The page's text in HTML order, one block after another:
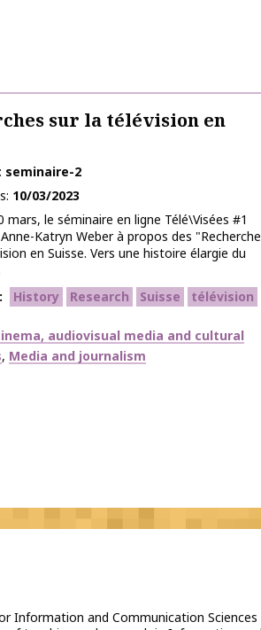
sur la télévision en
seminaire-2
10/03/2023
mars, le séminaire en ligne Télé\Visées #1
Katryn Weber à propos des
en Suisse. Vers une histoire élargie du
History Research Suisse télévision
audiovisual media and cultural
Media and journalism
Information and Communication Sciences